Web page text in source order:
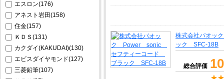
エスロン(176)
アネスト岩田(158)
住金(157)
ＫＤＳ(131)
カクダイ(KAKUDAI)(130)
エビスダイヤモンド(127)
三菱鉛筆(107)
株式会社パオ
ック SFC-18B
総合評価